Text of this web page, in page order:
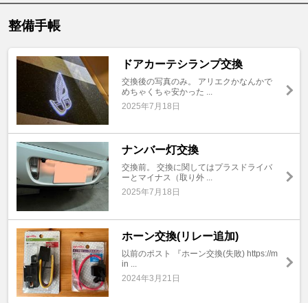
整備手帳
ドアカーテシランプ交換
交換後の写真のみ。 アリエクかなんかで
めちゃくちゃ安かった ...
2025年7月18日
ナンバー灯交換
交換前。 交換に関してはプラスドライバ
ーとマイナス（取り外 ...
2025年7月18日
ホーン交換(リレー追加)
以前のポスト 『ホーン交換(失敗) https://m
in ...
2024年3月21日